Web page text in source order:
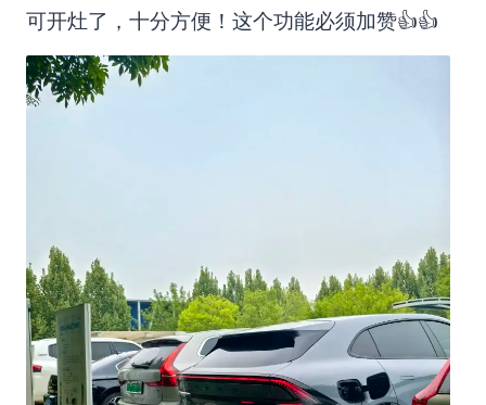
可开灶了，十分方便！这个功能必须加赞👍👍